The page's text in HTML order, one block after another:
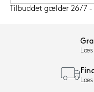
Tilbuddet gælder 26/7
Læs
Læs